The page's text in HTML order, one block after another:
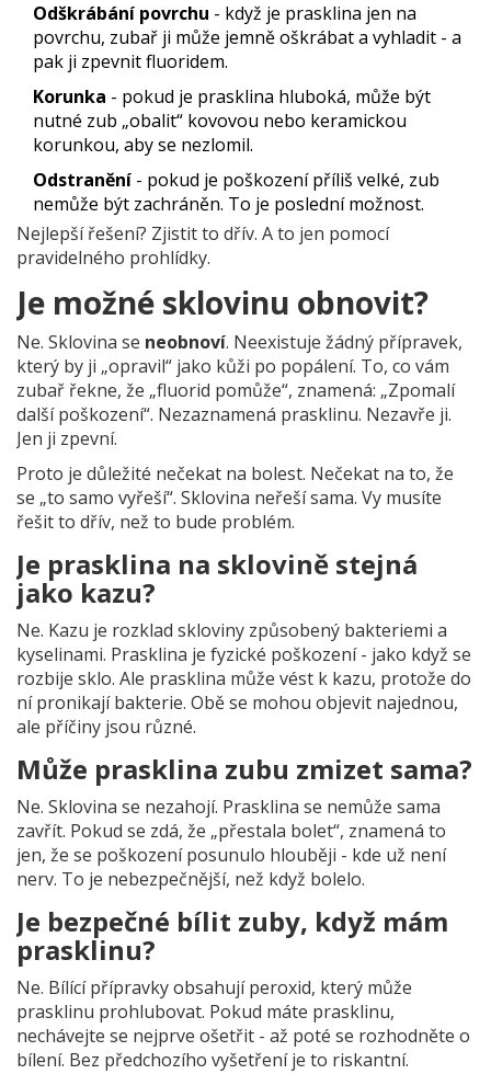
Odškrábání povrchu - když je prasklina jen na
povrchu, zubař ji může jemně oškrábat a vyhladit - a
pak ji zpevnit fluoridem.
Korunka - pokud je prasklina hluboká, může být
nutné zub „obalit“ kovovou nebo keramickou
korunkou, aby se nezlomil.
Odstranění - pokud je poškození příliš velké, zub
nemůže být zachráněn. To je poslední možnost.
Nejlepší řešení? Zjistit to dřív. A to jen pomocí
pravidelného prohlídky.
Je možné sklovinu obnovit?
Ne. Sklovina se neobnoví. Neexistuje žádný přípravek,
který by ji „opravil“ jako kůži po popálení. To, co vám
zubař řekne, že „fluorid pomůže“, znamená: „Zpomalí
další poškození“. Nezaznamená prasklinu. Nezavře ji.
Jen ji zpevní.
Proto je důležité nečekat na bolest. Nečekat na to, že
se „to samo vyřeší“. Sklovina neřeší sama. Vy musíte
řešit to dřív, než to bude problém.
Je prasklina na sklovině stejná
jako kazu?
Ne. Kazu je rozklad skloviny způsobený bakteriemi a
kyselinami. Prasklina je fyzické poškození - jako když se
rozbije sklo. Ale prasklina může vést k kazu, protože do
ní pronikají bakterie. Obě se mohou objevit najednou,
ale příčiny jsou různé.
Může prasklina zubu zmizet sama?
Ne. Sklovina se nezahojí. Prasklina se nemůže sama
zavřít. Pokud se zdá, že „přestala bolet“, znamená to
jen, že se poškození posunulo hlouběji - kde už není
nerv. To je nebezpečnější, než když bolelo.
Je bezpečné bílit zuby, když mám
prasklinu?
Ne. Bílící přípravky obsahují peroxid, který může
prasklinu prohlubovat. Pokud máte prasklinu,
nechávejte se nejprve ošetřit - až poté se rozhodněte o
bílení. Bez předchozího vyšetření je to riskantní.